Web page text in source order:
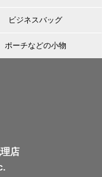
ビジネスバッグ
ポーチなどの小物
店